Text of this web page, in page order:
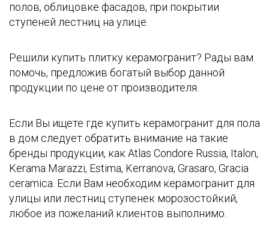
полов, облицовке фасадов, при покрытии
ступеней лестниц на улице.
Решили купить плитку керамогранит? Рады вам
помочь, предложив богатый выбор данной
продукции по цене от производителя.
Если Вы ищете где купить керамогранит для пола
в дом следует обратить внимание на такие
бренды продукции, как Atlas Condore Russia, Italon,
Kerama Marazzi, Estima, Kerranova, Grasaro, Gracia
ceramica. Если Вам необходим керамогранит для
улицы или лестниц ступенек морозостойкий,
любое из пожеланий клиентов выполнимо.